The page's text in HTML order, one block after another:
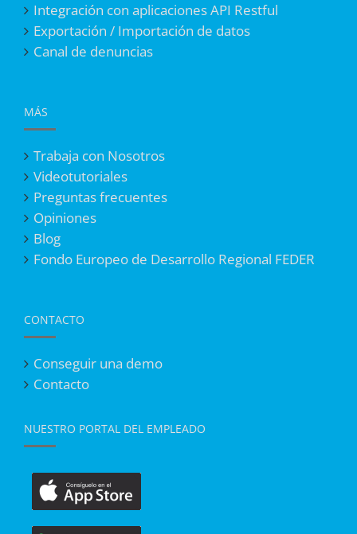
Integración con aplicaciones API Restful
Exportación / Importación de datos
Canal de denuncias
MÁS
Trabaja con Nosotros
Videotutoriales
Preguntas frecuentes
Opiniones
Blog
Fondo Europeo de Desarrollo Regional FEDER
CONTACTO
Conseguir una demo
Contacto
NUESTRO PORTAL DEL EMPLEADO